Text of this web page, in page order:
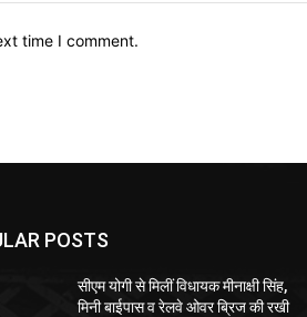
time I comment.
POSTS
सीएम योगी से मिलीं विधायक मीनाक्षी सिंह,
मिनी बाईपास व रेलवे ओवर ब्रिज की रखी